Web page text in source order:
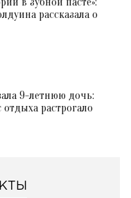
рассказала о
9-летнюю дочь:
растрогало